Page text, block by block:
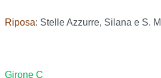
Riposa: Stelle Azzurre, Silana e S.
Girone C